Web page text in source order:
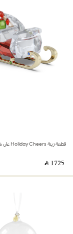
‎ ⃁ ⁦1725⁩ ‎